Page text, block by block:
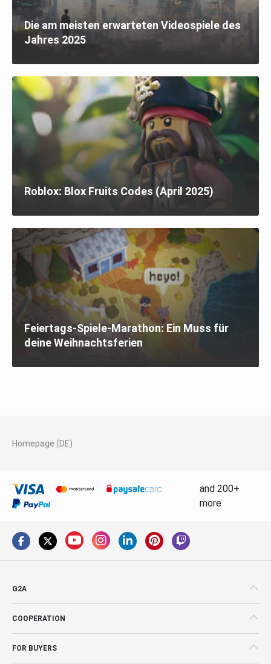
Die am meisten erwarteten Videospiele des
Jahres 2025
Roblox: Blox Fruits Codes (April 2025)
Feiertags-Spiele-Marathon: Ein Muss für
deine Weihnachtsferien
Homepage (DE)
and 200+
more
G2A
COOPERATION
FOR BUYERS